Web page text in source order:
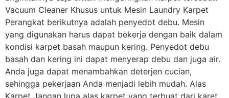
Vacuum Cleaner Khusus untuk Mesin Laundry Karpet
Perangkat berikutnya adalah penyedot debu. Mesin
yang digunakan harus dapat bekerja dengan baik dalam
kondisi karpet basah maupun kering. Penyedot debu
basah dan kering ini dapat menyerap debu dan juga air.
Anda juga dapat menambahkan deterjen cucian,
sehingga pekerjaan Anda menjadi lebih mudah. Alas